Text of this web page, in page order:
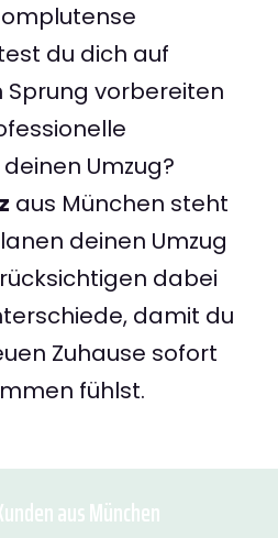
du dich auf
Sprung vorbereiten
Umzug?
aus München steht
deinen Umzug
dabei
damit du
Zuhause sofort
fühlst.
aus München